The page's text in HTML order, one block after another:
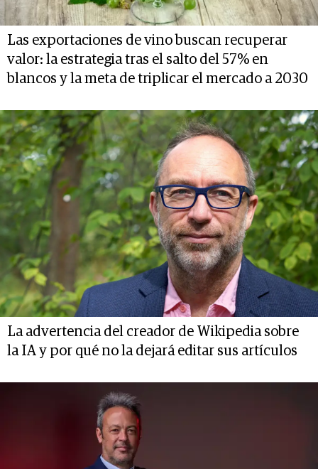
Las exportaciones de vino buscan recuperar
valor: la estrategia tras el salto del 57% en
blancos y la meta de triplicar el mercado a 2030
La advertencia del creador de Wikipedia sobre
la IA y por qué no la dejará editar sus artículos